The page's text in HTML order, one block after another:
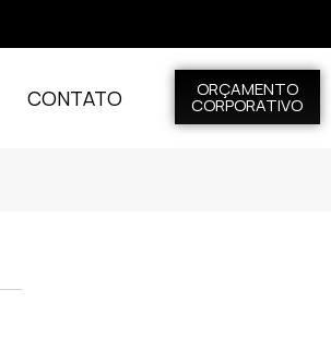
CONTATO ORÇAMENTO
CORPORATIVO